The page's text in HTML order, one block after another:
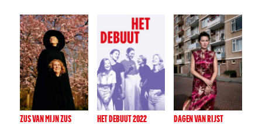
ZUS VAN MIJN ZUS HET DEBUUT 2022 DAGEN VAN RIJST